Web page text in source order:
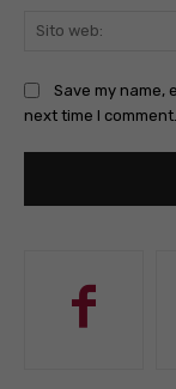
Save my name,
next time I comment.